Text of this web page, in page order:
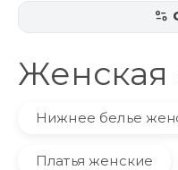
Женская
Нижнее белье
Платья женские